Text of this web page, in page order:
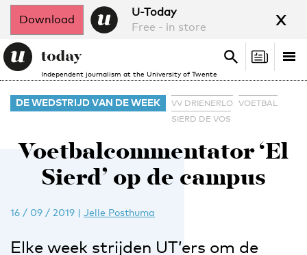
Download
U-Today
Free - in store
x
Independent journalism at the University of Twente
Search
Search
DE WEDSTRIJD VAN DE WEEK VV DRIENERLO VOETBAL
SIERD DE VOS
Voetbalcommentator ‘El
Sierd’ op de campus
16 / 09 / 2019 | Jelle Posthuma
Elke week strijden UT’ers om de